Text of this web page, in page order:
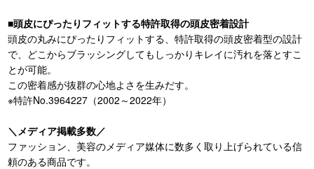
■頭皮にぴったりフィットする特許取得の頭皮密着設計
頭皮の丸みにぴったりフィットする、特許取得の頭皮密着型の設計
で、どこからブラッシングしてもしっかりキレイに汚れを落とすこ
とが可能。
この密着感が抜群の心地よさを生みだす。
※特許No.3964227（2002～2022年）
＼メディア掲載多数／
ファッション、美容のメディア媒体に数多く取り上げられている信
頼のある商品です。